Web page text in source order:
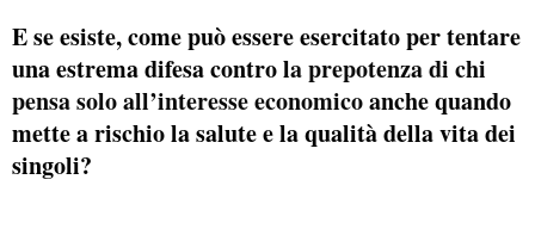
E se esiste, come può essere esercitato per tentare
una estrema difesa contro la prepotenza di chi
pensa solo all’interesse economicoanche quando
mette a rischio la salute e la qualità della vita dei
singoli?